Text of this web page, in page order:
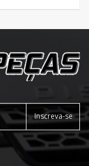
Inscreva-se